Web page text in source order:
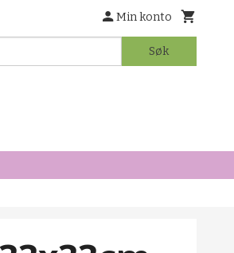
Min konto
Søk